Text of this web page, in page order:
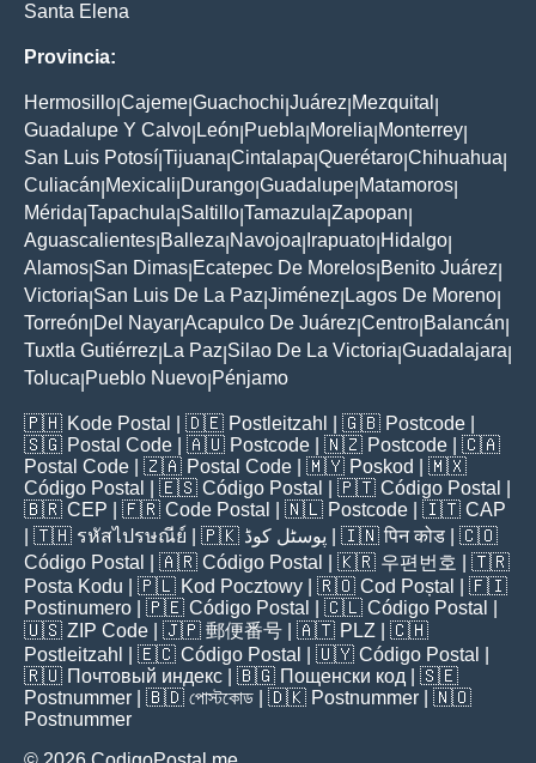
Santa Elena
Provincia:
Hermosillo Cajeme Guachochi Juárez Mezquital
Guadalupe Y Calvo León Puebla Morelia Monterrey
San Luis Potosí Tijuana Cintalapa Querétaro Chihuahua
Culiacán Mexicali Durango Guadalupe Matamoros
Mérida Tapachula Saltillo Tamazula Zapopan
Aguascalientes Balleza Navojoa Irapuato Hidalgo
Alamos San Dimas Ecatepec De Morelos Benito Juárez
Victoria San Luis De La Paz Jiménez Lagos De Moreno
Torreón Del Nayar Acapulco De Juárez Centro Balancán
Tuxtla Gutiérrez La Paz Silao De La Victoria Guadalajara
Toluca Pueblo Nuevo Pénjamo
🇵🇭 Kode Postal | 🇩🇪 Postleitzahl | 🇬🇧 Postcode
🇸🇬 Postal Code | 🇦🇺 Postcode | 🇳🇿 Postcode | 🇨🇦
Postal Code | 🇿🇦 Postal Code | 🇲🇾 Poskod
| 🇲🇽
Código Postal
| 🇪🇸 Código Postal | 🇵🇹 Código Postal
🇧🇷 CEP | 🇫🇷 Code Postal | 🇳🇱 Postcode | 🇮🇹 CAP
| 🇹🇭 รหัสไปรษณีย์ | 🇵🇰 پوسٹل کوڈ | 🇮🇳पिन कोड | 🇨🇴
Código Postal
| 🇦🇷 Código Postal | 🇰🇷 우편번호
| 🇹🇷
Posta Kodu | 🇵🇱 Kod Pocztowy | 🇷🇴 Cod Poștal
| 🇫🇮
Postinumero | 🇵🇪 Código Postal | 🇨🇱 Código Postal
🇺🇸 ZIP Code | 🇯🇵 郵便番号 | 🇦🇹 PLZ | 🇨🇭
Postleitzahl
| 🇪🇨 Código Postal | 🇺🇾 Código Postal
🇷🇺 Почтовый индекс | 🇧🇬 Пощенски код | 🇸🇪
Postnummer | 🇧🇩 পোস্টকোড | 🇩🇰 Postnummer | 🇳🇴
Postnummer